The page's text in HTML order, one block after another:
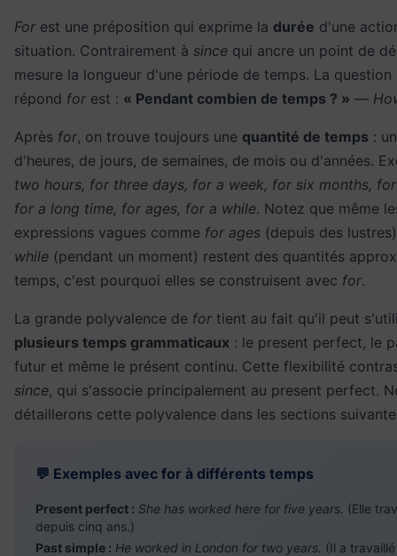
For est une préposition qui exprime la durée d'une
situation. Contrairement à since qui ancre un point de
mesure la longueur d'une période de temps. La question
répond for est : « Pendant combien de temps ? » —
Après for, on trouve toujours une quantité de temps :
d'heures, de jours, de semaines, de mois ou d'années.
two hours, for three days, for a week, for six months,
for a long time, for ages, for a while. Notez que même
expressions vagues comme for ages (depuis des
while (pendant un moment) restent des quantités
temps, c'est pourquoi elles se construisent avec for.
La grande polyvalence de for tient au fait qu'il peut
plusieurs temps grammaticaux : le present perfect, le
futur et même le présent continu. Cette flexibilité
since, qui s'associe principalement au present perfect.
détaillerons cette polyvalence dans les sections
💬 Exemples avec for à différents temps
Present perfect : She has worked here for five years. (Elle
depuis cinq ans.)
Past simple : He worked in London for two years. (Il a